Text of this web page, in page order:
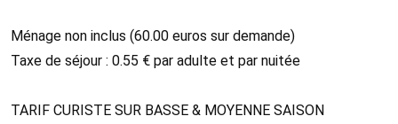
Ménage non inclus (60.00 euros sur demande)
Taxe de séjour : 0.55 € par adulte et par nuitée
TARIF CURISTE SUR BASSE & MOYENNE SAISON